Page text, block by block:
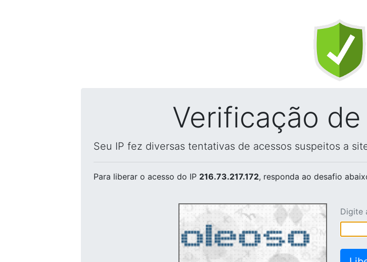
Verificação
Seu IP fez diversas tentativas de acessos suspeitos a
Para liberar o acesso do IP 216.73.217.172, responda ao desafio
Digite